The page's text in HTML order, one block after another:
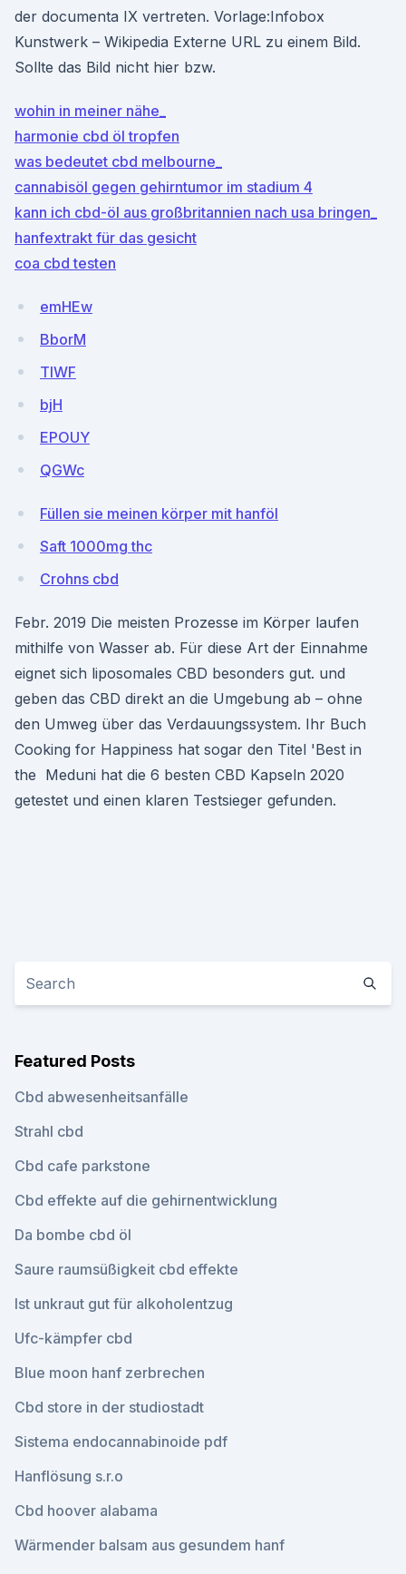
der documenta IX vertreten. Vorlage:Infobox
Kunstwerk – Wikipedia Externe URL zu einem Bild.
Sollte das Bild nicht hier bzw.
wohin in meiner nähe_
harmonie cbd öl tropfen
was bedeutet cbd melbourne_
cannabisöl gegen gehirntumor im stadium 4
kann ich cbd-öl aus großbritannien nach usa bringen_
hanfextrakt für das gesicht
coa cbd testen
emHEw
BborM
TIWF
bjH
EPOUY
QGWc
Füllen sie meinen körper mit hanföl
Saft 1000mg thc
Crohns cbd
Febr. 2019 Die meisten Prozesse im Körper laufen
mithilfe von Wasser ab. Für diese Art der Einnahme
eignet sich liposomales CBD besonders gut. und
geben das CBD direkt an die Umgebung ab – ohne
den Umweg über das Verdauungssystem. Ihr Buch
Cooking for Happiness hat sogar den Titel 'Best in
the Meduni hat die 6 besten CBD Kapseln 2020
getestet und einen klaren Testsieger gefunden.
Featured Posts
Cbd abwesenheitsanfälle
Strahl cbd
Cbd cafe parkstone
Cbd effekte auf die gehirnentwicklung
Da bombe cbd öl
Saure raumsüßigkeit cbd effekte
Ist unkraut gut für alkoholentzug
Ufc-kämpfer cbd
Blue moon hanf zerbrechen
Cbd store in der studiostadt
Sistema endocannabinoide pdf
Hanflösung s.r.o
Cbd hoover alabama
Wärmender balsam aus gesundem hanf